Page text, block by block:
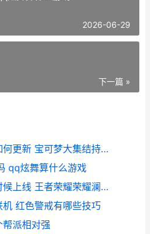
2026-06-29
下一篇 »
宝可梦大集结持有物如何更新 宝可梦大集结持有物自选盒哪里获得
qq炫舞算什么游戏
王者荣耀荣耀澜啥子时候上线 王者荣耀荣耀澜称号获得
红色警戒有哪些技巧
派相对强